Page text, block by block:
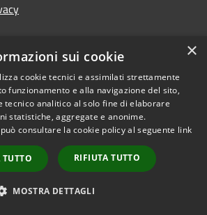
accessibilità
Copyright © 2026 • Comune di
Municipium•
Accesso
redazione
×
sui cookie
cookie tecnici e assimilati strettamente
funzionamento e alla navigazione del sito,
tecnico analitico al solo fine di elaborare
statistiche, aggregate e anonime.
consultare la cookie policy al seguente link
TUTTO RIFIUTA TUTTO
MOSTRA DETTAGLI